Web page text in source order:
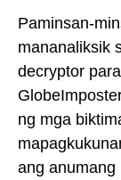
Paminsan-
mananaliksik
decryptor
ng mga
ang anumang